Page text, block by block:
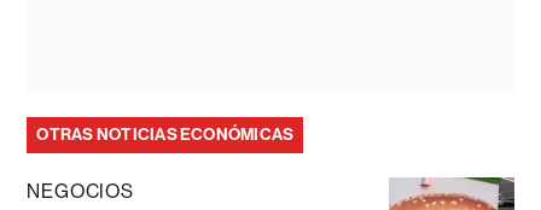
OTRAS NOTICIAS ECONÓMICAS
NEGOCIOS